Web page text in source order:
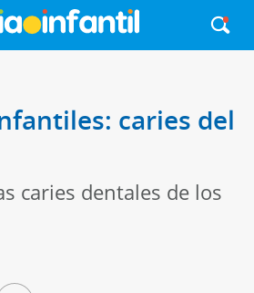
caries del
caries dentales de los